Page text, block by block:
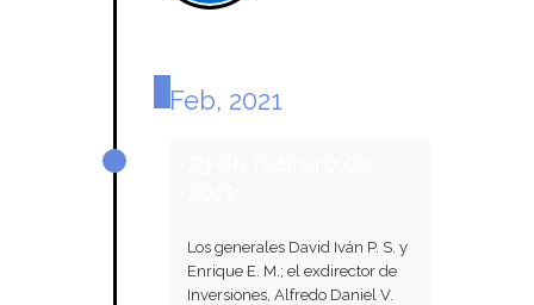
Feb, 2021
Los generales David Iván P. S. y
Enrique E. M.; el exdirector de
Inversiones, Alfredo Daniel V.